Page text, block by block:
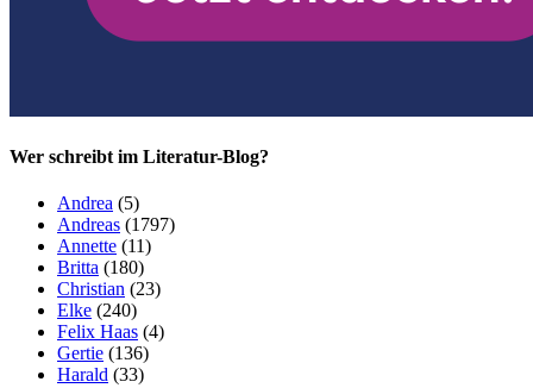
Wer schreibt im Literatur-Blog?
Andrea (5)
Andreas (1797)
Annette (11)
Britta (180)
Christian (23)
Elke (240)
Felix Haas (4)
Gertie (136)
Harald (33)